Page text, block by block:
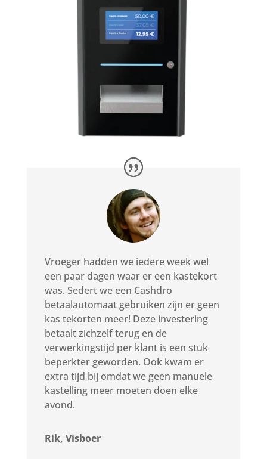
Vroeger hadden we iedere week wel
een paar dagen waar er een kastekort
was. Sedert we een Cashdro
betaalautomaat gebruiken zijn er geen
kas tekorten meer! Deze investering
betaalt zichzelf terug en de
verwerkingstijd per klant is een stuk
beperkter geworden. Ook kwam er
extra tijd bij omdat we geen manuele
kastelling meer moeten doen elke
avond.
Rik, Visboer